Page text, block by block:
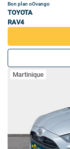
Bon plan oOvango
TOYOTA
RAV4
Martinique